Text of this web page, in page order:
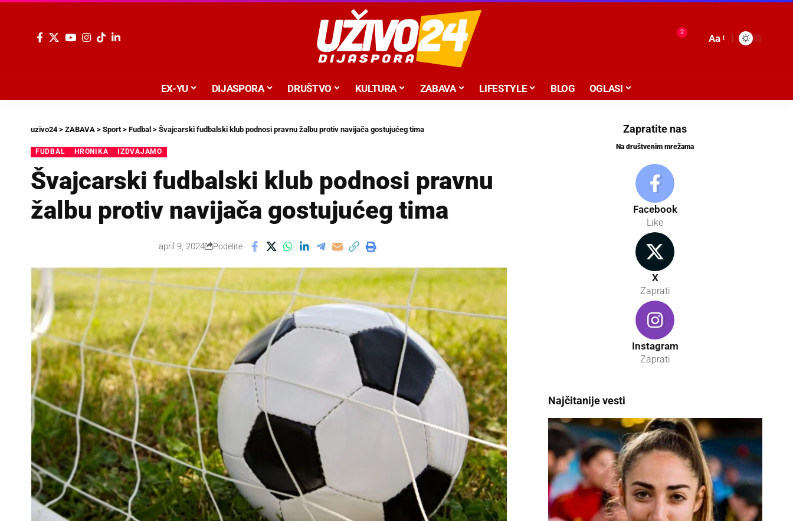
2
Aa
EX-YU DIJASPORA DRUŠTVO KULTURA ZABAVA LIFESTYLE BLOG OGLASI
uzivo24> ZABAVA > Sport> Fudbal > Švajcarski fudbalski klub podnosi pravnu žalbu protiv navijača gostujućeg tima
FUDBAL HRONIKA IZDVAJAMO
Švajcarski fudbalski klub podnosi pravnu
žalbu protiv navijača gostujućeg tima
april 9, 2024 Podelite
Zapratite nas
Na društvenim mrežama
Facebook
Like
X
Zaprati
Instagram
Zaprati
Najčitanije vesti